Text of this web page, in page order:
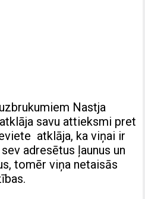
Nastja
savu attieksmi pret
atklāja, ka viņai ir
adresētus ļaunus un
tomēr viņa netaisās